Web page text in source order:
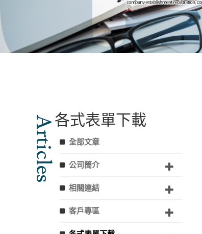
各式表單下載
Articles 全部文章
公司簡介
相關連結
客戶專區